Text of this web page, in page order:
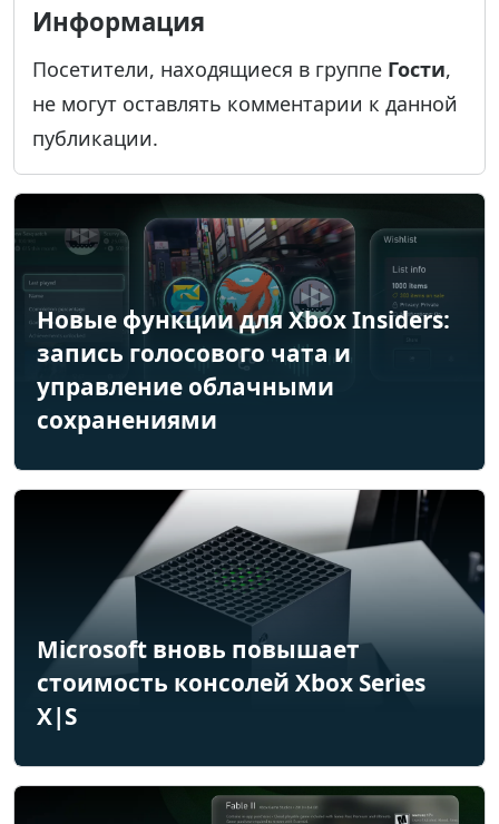
Информация
Посетители, находящиеся в группе Гости,
не могут оставлять комментарии к данной
публикации.
Новые функции для Xbox Insiders:
запись голосового чата и
управление облачными
сохранениями
Microsoft вновь повышает
стоимость консолей Xbox Series
X|S